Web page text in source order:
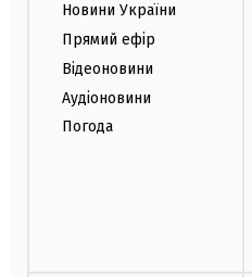
Новини України
Прямий ефір
Відеоновини
Аудіоновини
Погода